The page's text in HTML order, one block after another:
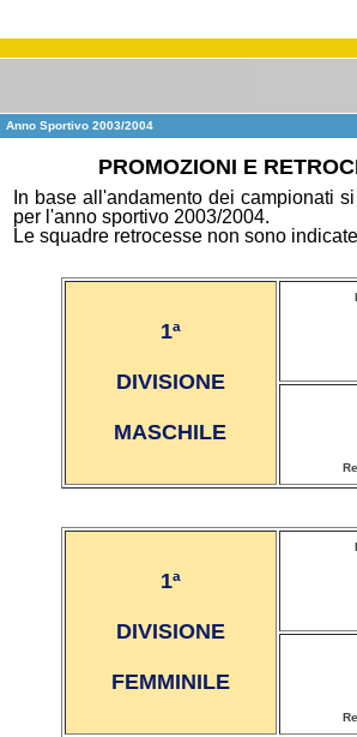
Anno Sportivo 2003/2004
PROMOZIONI E
In base all'andamento dei campionati
per l'anno sportivo 2003/2004.
Le squadre retrocesse non sono
1ª
DIVISIONE
MASCHILE
1ª
DIVISIONE
FEMMINILE